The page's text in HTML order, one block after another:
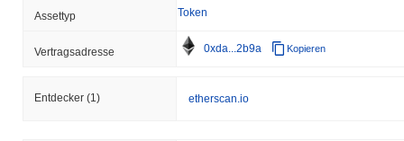
Assettyp Token
Vertragsadresse 0xda...2b9a Kopieren
Entdecker (1) etherscan.io